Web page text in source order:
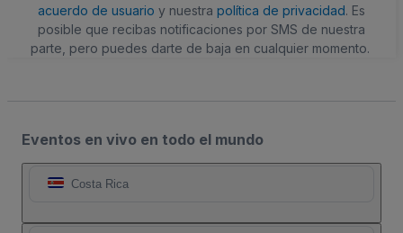
acuerdo de usuario y nuestra política de privacidad. Es
posible que recibas notificaciones por SMS de nuestra
parte, pero puedes darte de baja en cualquier momento.
Eventos en vivo en todo el mundo
Costa Rica